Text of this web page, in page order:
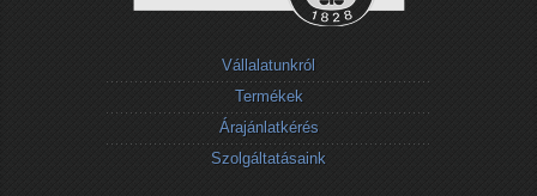
Vállalatunkról
Termékek
Árajánlatkérés
Szolgáltatásaink